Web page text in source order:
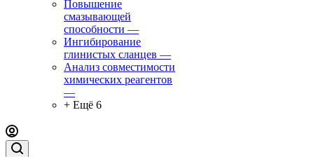
Повышение
смазывающей
способности —
Ингибирование
глинистых сланцев —
Анализ совместимости
химических реагентов
—
+ Ещё 6